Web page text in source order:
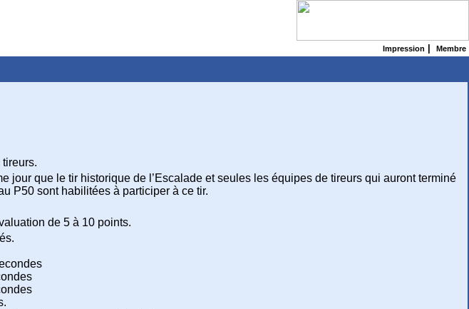
Impression Membre
jour que le tir historique de l’Escalade et seules les équipes de tireurs qui auront terminé
P50 sont habilitées à participer à ce tir.
de 5 à 10 points.